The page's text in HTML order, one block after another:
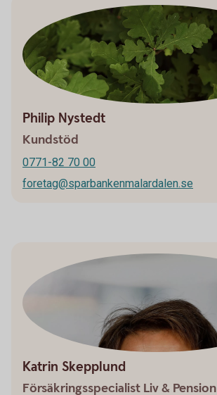
Philip Nystedt
Kundstöd
0771-82 70 00
foretag@sparbankenmalardalen.se
Katrin Skepplund
Försäkringsspecialist Liv & Pension